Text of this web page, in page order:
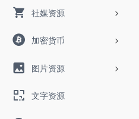
社媒资源
加密货币
图片资源
文字资源